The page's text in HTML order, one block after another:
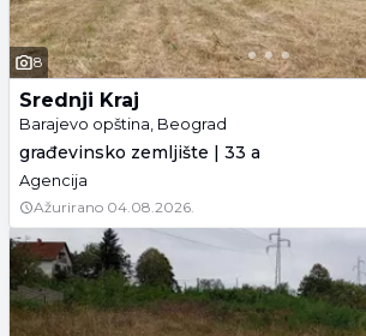
8
Srednji Kraj
Barajevo opština, Beograd
građevinsko zemljište | 33 a
Agencija
Ažurirano 04.08.2026.